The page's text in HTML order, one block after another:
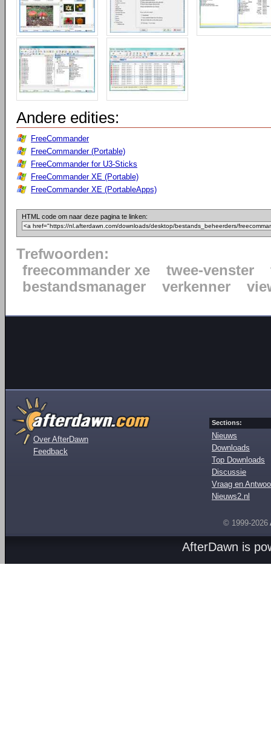
Andere edities:
FreeCommander
FreeCommander (Portable)
FreeCommander for U3-Sticks
FreeCommander XE (Portable)
FreeCommander XE (PortableApps)
HTML code om naar deze pagina te linken:
Trefwoorden:
freecommander xe
twee-venster
bestandsmanager
verkenner
Over AfterDawn
Feedback
Sections:
Nieuws
Downloads
Top Downloads
Discussie
Vraag en
Nieuws2.nl
© 1999-2026
AfterDawn is